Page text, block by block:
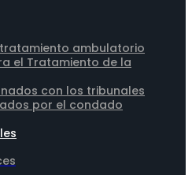
ambulatorio
el Tratamiento de la
con los tribunales
por el condado